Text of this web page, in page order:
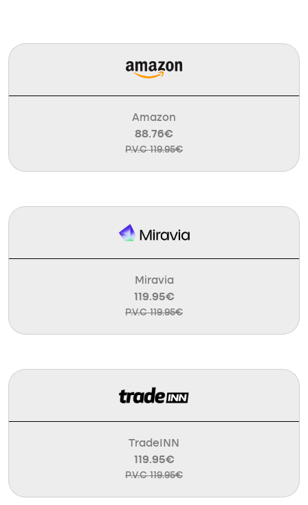
Amazon
88.76€
P.V.C 119.95€
Miravia
119.95€
P.V.C 119.95€
TradeINN
119.95€
P.V.C 119.95€